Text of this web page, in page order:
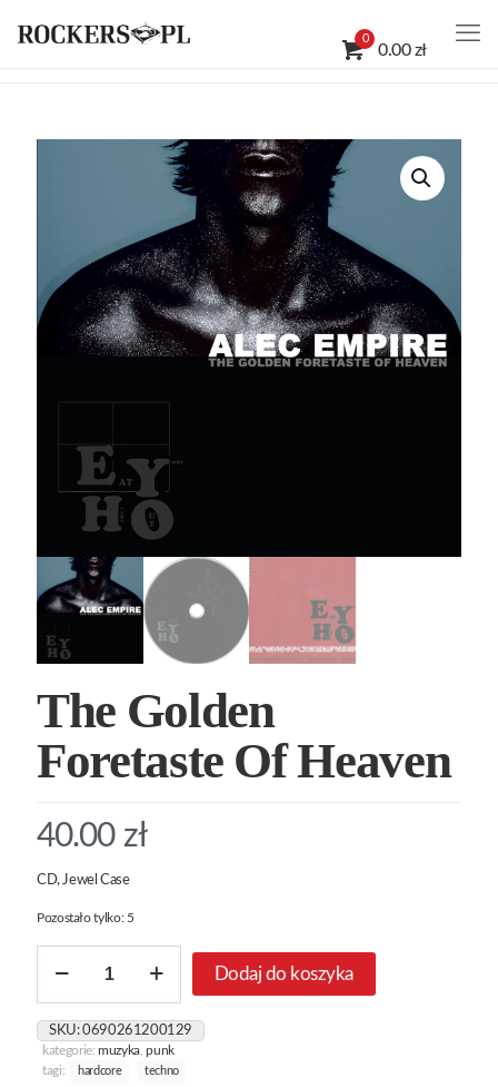
0
0.00 zł
The Golden
Foretaste Of Heaven
40.00 zł
CD, Jewel Case
Pozostało tylko: 5
The
Foretaste
Of
Heaven
Dodaj do koszyka
SKU:0690261200129
kategorie:muzyka ,punk
tagi:
hardcore techno